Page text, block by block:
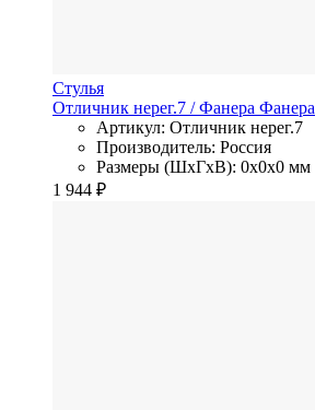
Стулья
Отличник нерег.7 / Фанера Фанера
Артикул: Отличник нерег.7
Производитель: Россия
Размеры (ШхГхВ): 0x0x0 мм
1 944 ₽